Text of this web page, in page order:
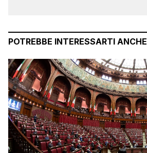
POTREBBE INTERESSARTI ANCHE